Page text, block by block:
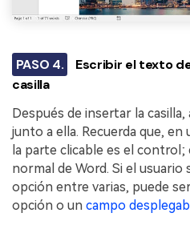
PASO 4.
Escribir el texto
casilla
Después de insertar la
junto a ella. Recuerda que, en
la parte clicable es el
normal de Word. Si el usuario
opción entre varias, puede
opción o un campo